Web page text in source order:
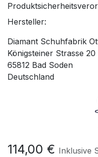
Hersteller:
Diamant Schuhfabrik
Königsteiner Strasse 20
65812 Bad Soden
Deutschland
114,00 € Inklusive